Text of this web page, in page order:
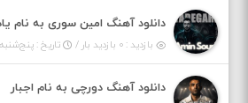
دانلود آهنگ امین سوری به نام
بازدید : ۰ بازدید بار / تاریخ : پنج‌شنبه ۱۵ مرداد
دانلود آهنگ دورچی به نام اجبار